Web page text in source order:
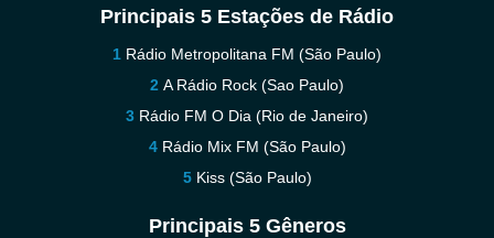
Principais 5 Estações de Rádio
Rádio Metropolitana FM (São Paulo)
A Rádio Rock (Sao Paulo)
Rádio FM O Dia (Rio de Janeiro)
Rádio Mix FM (São Paulo)
Kiss (São Paulo)
Principais 5 Gêneros